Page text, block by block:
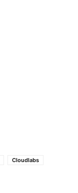
Cloudlabs